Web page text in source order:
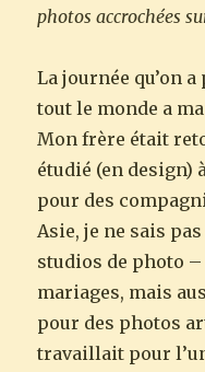
photos accrochées
La journée qu’on
tout le monde a
Mon frère était
étudié (en design)
pour des
Asie, je ne sais
studios de photo
mariages, mais
pour des photos
travaillait pour